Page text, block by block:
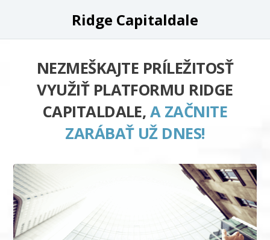
Ridge Capitaldale
NEZMEŠKAJTE PRÍLEŽITOSŤ
VYUŽIŤ PLATFORMU RIDGE
CAPITALDALE, A ZAČNITE
ZARÁBAŤ UŽ DNES!